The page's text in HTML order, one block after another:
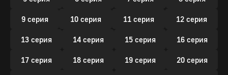
9 серия 10 серия 11 серия 12 серия
13 серия 14 серия 15 серия 16 серия
17 серия 18 серия 19 серия 20 серия